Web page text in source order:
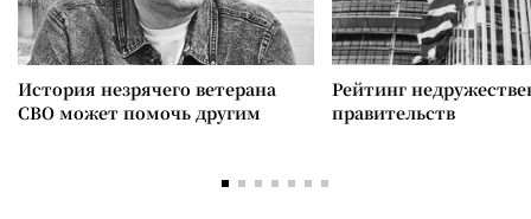
История незрячего ветерана
СВО может помочь другим
Рейтинг
правительств